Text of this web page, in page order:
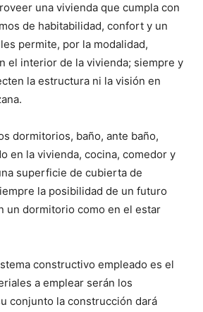
una vivienda que cumpla con
de habitabilidad, confort y un
permite, por la modalidad,
el interior de la vivienda; siempre y
la estructura ni la visión en
dormitorios, baño, ante baño,
en la vivienda, cocina, comedor y
superficie de cubierta de
la posibilidad de un futuro
un dormitorio como en el estar
constructivo empleado es el
a emplear serán los
conjunto la construcción dará